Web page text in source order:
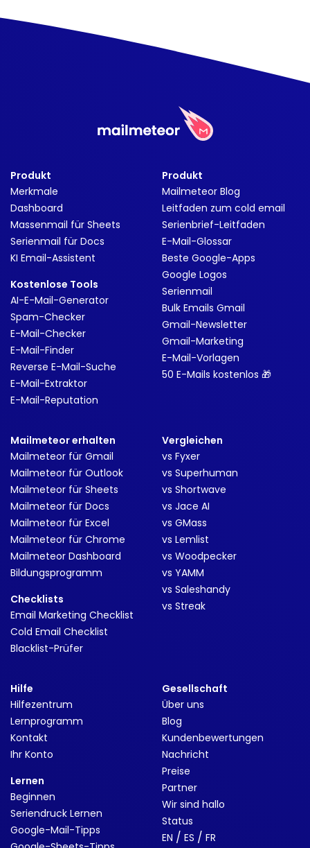
Produkt
Merkmale
Dashboard
Massenmail für Sheets
Serienmail für Docs
KI Email-Assistent
Kostenlose Tools
AI-E-Mail-Generator
Spam-Checker
E-Mail-Checker
E-Mail-Finder
Reverse E-Mail-Suche
E-Mail-Extraktor
E-Mail-Reputation
Produkt
Mailmeteor Blog
Leitfaden zum cold email
Serienbrief-Leitfaden
E-Mail-Glossar
Beste Google-Apps
Google Logos
Serienmail
Bulk Emails Gmail
Gmail-Newsletter
Gmail-Marketing
E-Mail-Vorlagen
50 E-Mails kostenlos 🎁
Mailmeteor erhalten
Mailmeteor für Gmail
Mailmeteor für Outlook
Mailmeteor für Sheets
Mailmeteor für Docs
Mailmeteor für Excel
Mailmeteor für Chrome
Mailmeteor Dashboard
Bildungsprogramm
Checklists
Email Marketing Checklist
Cold Email Checklist
Blacklist-Prüfer
Vergleichen
vs Fyxer
vs Superhuman
vs Shortwave
vs Jace AI
vs GMass
vs Lemlist
vs Woodpecker
vs YAMM
vs Saleshandy
vs Streak
Hilfe
Hilfezentrum
Lernprogramm
Kontakt
Ihr Konto
Lernen
Beginnen
Seriendruck Lernen
Google-Mail-Tipps
Gesellschaft
Über uns
Blog
Kundenbewertungen
Nachricht
Preise
Partner
Wir sind hallo
Status
EN / ES / FR